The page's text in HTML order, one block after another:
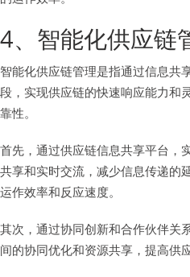
4、智能化供应链
智能化供应链管理是指通过信息共
段，实现供应链的快速响应能力和
靠性。
首先，通过供应链信息共享平台，
共享和实时交流，减少信息传递的
运作效率和反应速度。
其次，通过协同创新和合作伙伴关
间的协同优化和资源共享，提高供